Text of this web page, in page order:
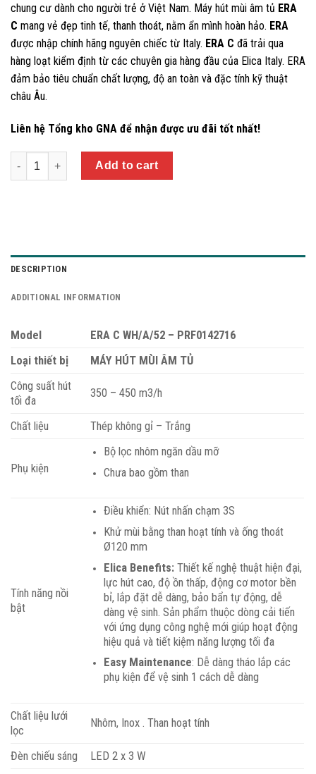
chung cư dành cho người trẻ ở Việt Nam. Máy hút mùi âm tủ ERA
C mang vẻ đẹp tinh tế, thanh thoát, nằm ẩn mình hoàn hảo. ERA
được nhập chính hãng nguyên chiếc từ Italy. ERA C đã trải qua
hàng loạt kiểm định từ các chuyên gia hàng đầu của Elica Italy. ERA
đảm bảo tiêu chuẩn chất lượng, độ an toàn và đặc tính kỹ thuật
châu Âu.
Liên hệ Tổng kho GNA để nhận được ưu đãi tốt nhất!
Quantity
Add to cart
DESCRIPTION
ADDITIONAL INFORMATION
Model
ERA C WH/A/52 – PRF0142716
Loại thiết bị
MÁY HÚT MÙI ÂM TỦ
Công suất hút
tối đa
350 – 450 m3/h
Chất liệu Thép không gỉ – Trắng
Phụ kiện
Bộ lọc nhôm ngăn dầu mỡ
Chưa bao gồm than
Tính năng nồi
bật
Điều khiển: Nút nhấn chạm 3S
Khử mùi bằng than hoạt tính và ống thoát
Ø120 mm
Elica Benefits:Thiết kế nghệ thuật hiện đại,
lực hút cao, độ ồn thấp, động cơ motor bền
bỉ, lắp đặt dễ dàng, bảo bẩn tự động, dễ
dàng vệ sinh. Sản phẩm thuộc dòng cải tiến
với ứng dụng công nghệ mới giúp hoạt động
hiệu quả và tiết kiệm năng lượng tối đa
Easy Maintenance: Dễ dàng tháo lắp các
phụ kiện để vệ sinh 1 cách dễ dàng
Chất liệu lưới
lọc
Nhôm, Inox . Than hoạt tính
Đèn chiếu sáng
LED 2 x 3 W